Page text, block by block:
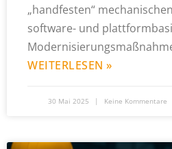
„handfesten“
software- und
WEITERLESEN »
30 Mai 2025 Keine Kommentare